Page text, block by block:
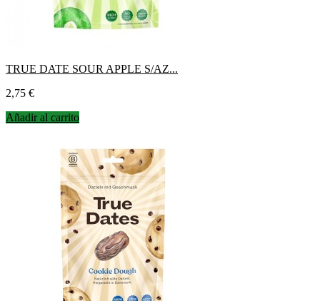
TRUE DATE SOUR APPLE S/AZ...
Precio
2,75 €
Añadir al carrito